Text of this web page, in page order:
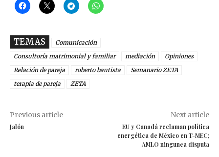
TEMAS
Comunicación
Consultoría matrimonial y familiar
mediación
Opiniones
Relación de pareja
roberto bautista
Semanario ZETA
terapia de pareja
ZETA
Previous article
Jalón
Next article
EU y Canadá reclaman política
energética de México en T-MEC;
AMLO ningunea disputa